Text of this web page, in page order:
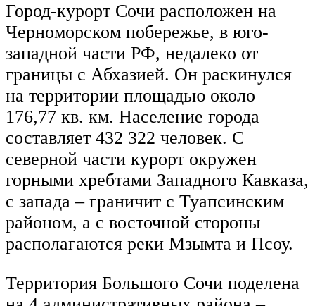
Город-курорт Сочи расположен на
Черноморском побережье, в юго-
западной части РФ, недалеко от
границы с Абхазией. Он раскинулся
на территории площадью около
176,77 кв. км. Население города
составляет 432 322 человек. С
северной части курорт окружен
горными хребтами Западного Кавказа,
с запада – граничит с Туапсинским
районом, а с восточной стороны
располагаются реки Мзымта и Псоу.
Территория Большого Сочи поделена